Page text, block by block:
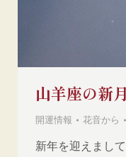
山羊座の新月
開運情報 花音から
新年を迎えまし